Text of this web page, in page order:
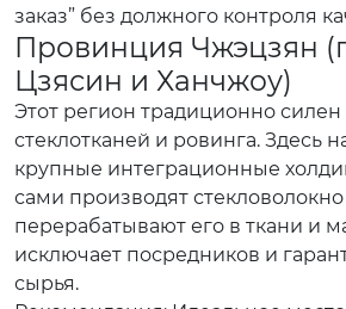
заказ” без должного контроля
Провинция Чжэцзян
Цзясин и Ханчжоу)
Этот регион традиционно силен
стеклотканей и ровинга. Здесь
крупные интеграционные
сами производят
перерабатывают его в ткани и
исключает посредников и
сырья.